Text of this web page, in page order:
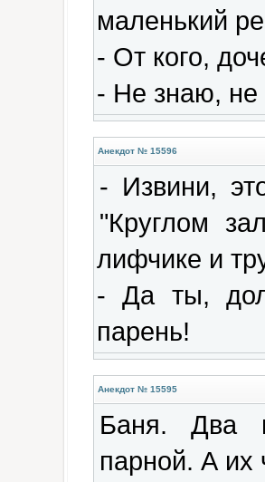
маленький
- От кого,
- Hе знаю, не
Анекдот № 15596
- Извини,
"Круглом
лифчике и
- Да ты,
парень!
Анекдот № 15595
Баня. Два
парной. А их